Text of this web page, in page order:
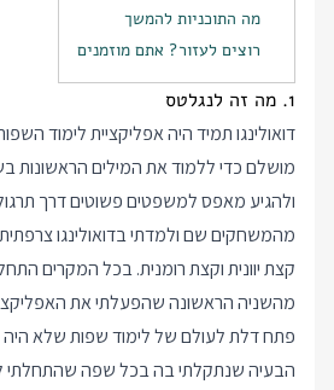
מה התוכניות להמשך
רוצים לעזור? אתם מוזמנים
1. מה זה לנגלטס
דואולינגו תמיד היה אפליקציית לימוד
מושלם כדי ללמוד את המילים
ולהגיע מאפס למשפטים פשוטים דרך
מהמשחקים שם ולמדתי בדואולינגו
קצת יוונית וקצת רומנית. בכל המקרים
מהשניה הראשונה שהפעלתי את
פתח דלת לעולם של לימוד שפות שלא היה
הבעיה שנתקלתי בה בכל שפה שהתחלתי